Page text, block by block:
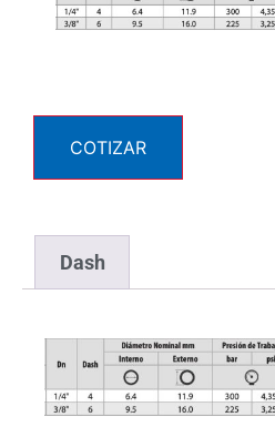
COTIZAR
Dash